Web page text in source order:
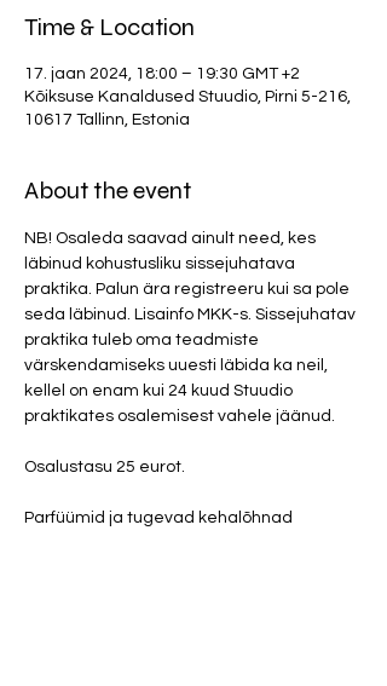
Time & Location
17. jaan 2024, 18:00 – 19:30 GMT +2
Kõiksuse Kanaldused Stuudio, Pirni 5-216,
10617 Tallinn, Estonia
About the event
NB! Osaleda saavad ainult need, kes
läbinud kohustusliku sissejuhatava
praktika. Palun ära registreeru kui sa pole
seda läbinud. Lisainfo MKK-s. Sissejuhatav
praktika tuleb oma teadmiste
värskendamiseks uuesti läbida ka neil,
kellel on enam kui 24 kuud Stuudio
praktikates osalemisest vahele jäänud.
Osalustasu 25 eurot.
Parfüümid ja tugevad kehalõhnad